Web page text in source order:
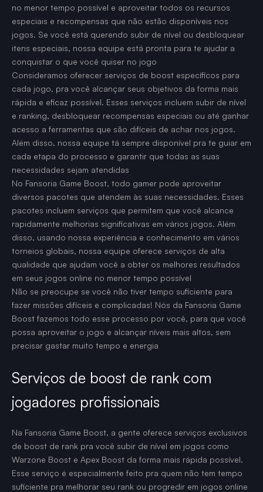
no menor tempo possível e aproveitar todos os recursos
especiais e recompensas que não estão disponíveis nos
jogos. Se você está querendo subir de nível ou desbloquear
itens especiais, nossa equipe está pronta para te ajudar a
conquistar o que você quiser no jogo
Consideramos oferecer serviços de boost específicos para
cada jogo, pra você alcançar seus objetivos da forma mais
rápida e eficaz possível. Esses serviços incluem subir de nível
e ranking, desbloquear recompensas especiais ou até ganhar
acesso a ferramentas que são difíceis de achar nos jogos.
Além disso, nossa equipe tá sempre disponível pra te guiar em
cada etapa do processo e garantir que todas as suas
necessidades sejam atendidas
No Fansoria Game Boost, todo gamer pode aproveitar
diversos pacotes que atendem às suas necessidades. Esses
pacotes incluem serviços que permitem que você alcance
rapidamente melhorias significativas em vários jogos. Além
disso, usando nossa experiência e conhecimento em vários
torneios globais, nossa equipe oferece serviços de alta
qualidade que ajudam você a obter os melhores resultados
em seus jogos online no menor tempo possível
Não se preocupe se você não tiver tempo suficiente para
fazer missões difíceis e complicadas! Nós da Fansoria Game
Boost fazemos todo esse processo por você, para que você
possa aproveitar o jogo e alcançar níveis mais altos, sem
precisar gastar muito tempo e energia
Serviços de boost de rank com
jogadores profissionais
Na Fansoria Game Boost, a gente oferece serviços exclusivos
de boost de rank pra você subir de nível em jogos como
Warzone Boost e Apex Boost da forma mais rápida possível.
Esse serviço é especialmente feito pra quem não tem tempo
suficiente pra melhorar seu rank ou progredir em jogos online